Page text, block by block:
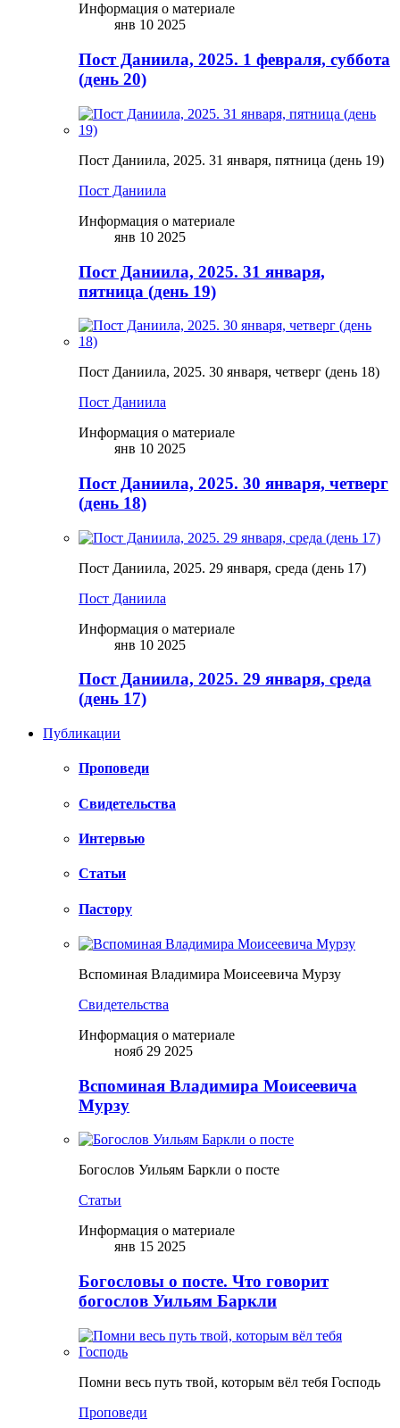
Информация о материале
янв 10 2025
Пост Даниила, 2025. 1 февраля, суббота
(день 20)
Пост Даниила, 2025. 31 января, пятница (день 19)
Пост Даниила
Информация о материале
янв 10 2025
Пост Даниила, 2025. 31 января,
пятница (день 19)
Пост Даниила, 2025. 30 января, четверг (день 18)
Пост Даниила
Информация о материале
янв 10 2025
Пост Даниила, 2025. 30 января, четверг
(день 18)
Пост Даниила, 2025. 29 января, среда (день 17)
Пост Даниила
Информация о материале
янв 10 2025
Пост Даниила, 2025. 29 января, среда
(день 17)
Публикации
Проповеди
Свидетельства
Интервью
Статьи
Пастору
Вспоминая Владимира Моисеевича Мурзу
Свидетельства
Информация о материале
нояб 29 2025
Вспоминая Владимира Моисеевича
Мурзу
Богослов Уильям Баркли о посте
Статьи
Информация о материале
янв 15 2025
Богословы о посте. Что говорит
богослов Уильям Баркли
Помни весь путь твой, которым вёл тебя Господь
Проповеди